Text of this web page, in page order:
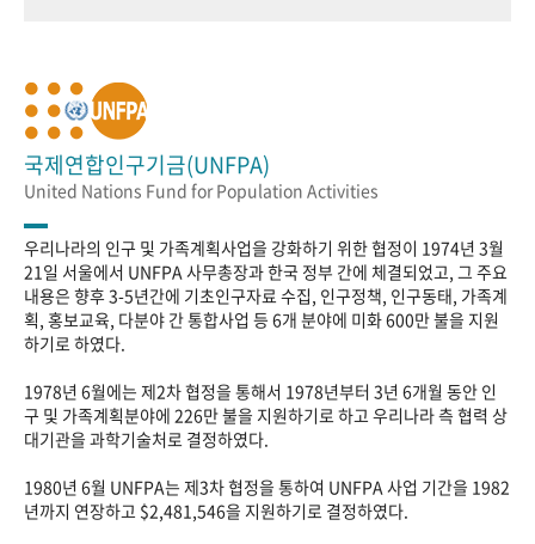
국제연합인구기금(UNFPA)
United Nations Fund for Population Activities
우리나라의 인구 및 가족계획사업을 강화하기 위한 협정이 1974년 3월
21일 서울에서 UNFPA 사무총장과 한국 정부 간에 체결되었고, 그 주요
내용은 향후 3-5년간에 기초인구자료 수집, 인구정책, 인구동태, 가족계
획, 홍보교육, 다분야 간 통합사업 등 6개 분야에 미화 600만 불을 지원
하기로 하였다.
1978년 6월에는 제2차 협정을 통해서 1978년부터 3년 6개월 동안 인
구 및 가족계획분야에 226만 불을 지원하기로 하고 우리나라 측 협력 상
대기관을 과학기술처로 결정하였다.
1980년 6월 UNFPA는 제3차 협정을 통하여 UNFPA 사업 기간을 1982
년까지 연장하고 $2,481,546을 지원하기로 결정하였다.